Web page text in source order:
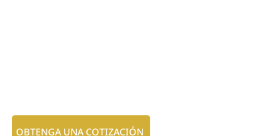
OBTENGA UNA COTIZACIÓN